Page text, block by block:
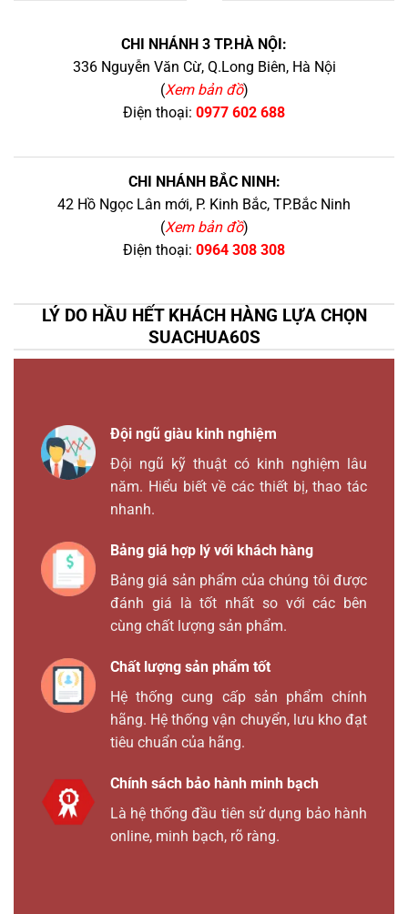
CHI NHÁNH 3 TP.HÀ NỘI:
336 Nguyễn Văn Cừ, Q.Long Biên, Hà Nội
(Xem bản đồ)
Điện thoại: 0977 602 688
CHI NHÁNH BẮC NINH:
42 Hồ Ngọc Lân mới, P. Kinh Bắc, TP.Bắc Ninh
(Xem bản đồ)
Điện thoại: 0964 308 308
LÝ DO HẦU HẾT KHÁCH HÀNG LỰA CHỌN
SUACHUA60S
Đội ngũ giàu kinh nghiệm
Đội ngũ kỹ thuật có kinh nghiệm lâu
năm. Hiểu biết về các thiết bị, thao tác
nhanh.
Bảng giá hợp lý với khách hàng
Bảng giá sản phẩm của chúng tôi được
đánh giá là tốt nhất so với các bên
cùng chất lượng sản phẩm.
Chất lượng sản phẩm tốt
Hệ thống cung cấp sản phẩm chính
hãng. Hệ thống vận chuyển, lưu kho đạt
tiêu chuẩn của hãng.
Chính sách bảo hành minh bạch
Là hệ thống đầu tiên sử dụng bảo hành
online, minh bạch, rõ ràng.